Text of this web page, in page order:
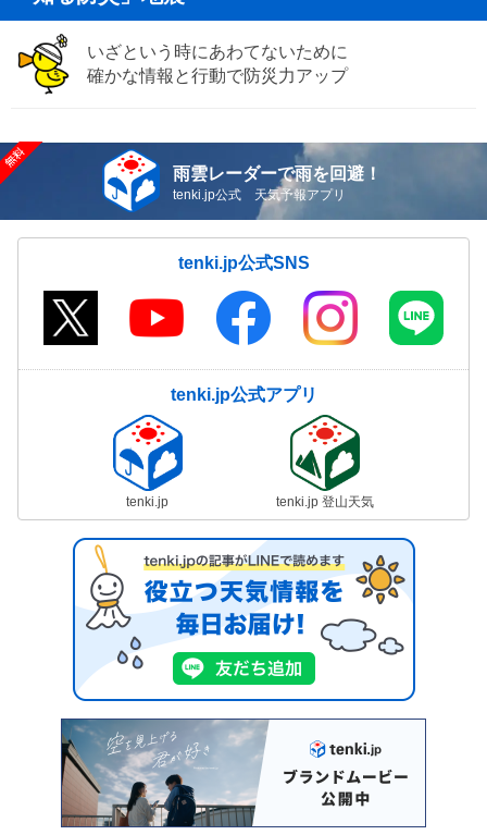
いざという時にあわてないために
確かな情報と行動で防災力アップ
雨雲レーダーで雨を回避！
tenki.jp公式 天気予報アプリ
tenki.jp公式SNS
tenki.jp公式アプリ
tenki.jp tenki.jp 登山天気